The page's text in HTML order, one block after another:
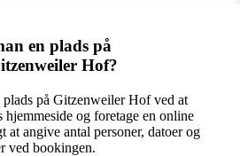
en plads på
Hof?
på Gitzenweiler Hof ved at
hjemmeside og foretage en online
at angive antal personer, datoer og
ved bookingen.